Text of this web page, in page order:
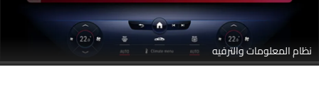
نظام المعلومات والترفيه